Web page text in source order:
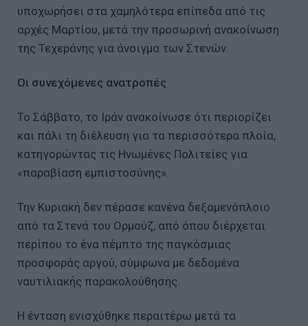
υποχωρήσει στα χαμηλότερα επίπεδα από τις
αρχές Μαρτίου, μετά την προσωρινή ανακοίνωση
της Τεχεράνης για άνοιγμα των Στενών.
Οι συνεχόμενες ανατροπές
Το Σάββατο, το Ιράν ανακοίνωσε ότι περιορίζει
και πάλι τη διέλευση για τα περισσότερα πλοία,
κατηγορώντας τις Ηνωμένες Πολιτείες για
«παραβίαση εμπιστοσύνης».
Την Κυριακή δεν πέρασε κανένα δεξαμενόπλοιο
από τα Στενά του Ορμούζ, από όπου διέρχεται
περίπου το ένα πέμπτο της παγκόσμιας
προσφοράς αργού, σύμφωνα με δεδομένα
ναυτιλιακής παρακολούθησης.
Η ένταση ενισχύθηκε περαιτέρω μετά τα